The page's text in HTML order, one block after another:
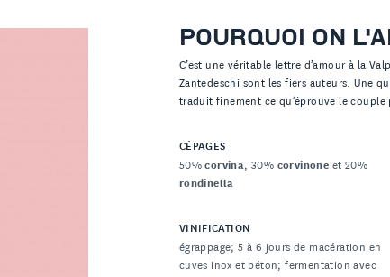
POURQUOI ON
C’est une véritable lettre d’amour à la
Zantedeschi sont les fiers auteurs. Une
traduit finement ce qu’éprouve le couple
CÉPAGES
50%corvina, 30% corvinone et 20%
rondinella
VINIFICATION
égrappage; 5 à 6 jours de macération en
cuves inox et béton; fermentation avec